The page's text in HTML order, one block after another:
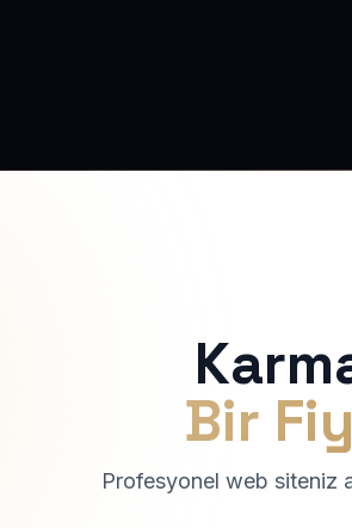
Bir
Profesyonel web siteniz